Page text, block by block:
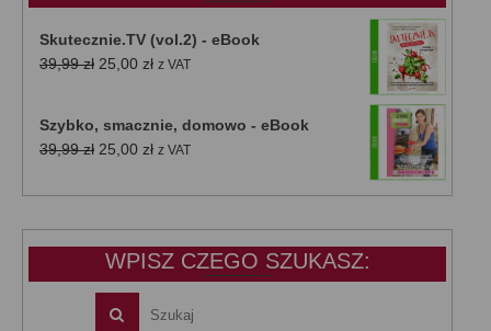
Skutecznie.TV (vol.2) - eBook
39,99zł Pierwotna
39,99 zł.
25,00 złAktualna
25,00 zł.
z VAT
Szybko, smacznie, domowo - eBook
39,99zł Pierwotna
wynosiła:
25,00 złAktualna
wynosi:
z VAT
WPISZ CZEGO SZUKASZ: